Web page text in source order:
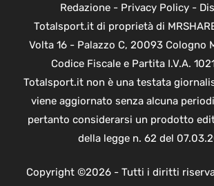
Redazione- Privacy Policy-
Totalsport.it di proprietà di
Volta 16 - Palazzo C, 20093 Cologno
Codice Fiscale e Partita I.V.A.
Totalsport.it non è una testata
viene aggiornato senza alcuna
pertanto considerarsi un prodotto
della legge n. 62 del
Copyright ©2026 - Tutti i diritti